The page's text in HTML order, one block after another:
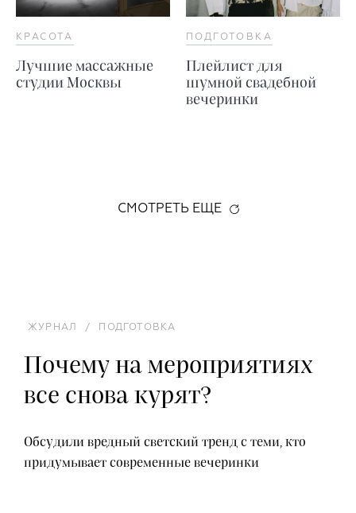
КРАСОТА
Лучшие массажные
студии Москвы
ПОДГОТОВКА
Плейлист для
шумной свадебной
вечеринки
СМОТРЕТЬ ЕЩЕ
ЖУРНАЛ / ПОДГОТОВКА
Почему на мероприятиях
все снова курят?
Обсудили вредный светский тренд с теми, кто
придумывает современные вечеринки